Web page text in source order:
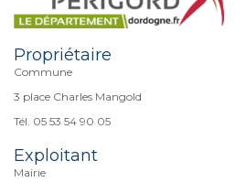
Propriétaire
Commune
3 place Charles Mangold
Tél. 05 53 54 90 05
Exploitant
Mairie